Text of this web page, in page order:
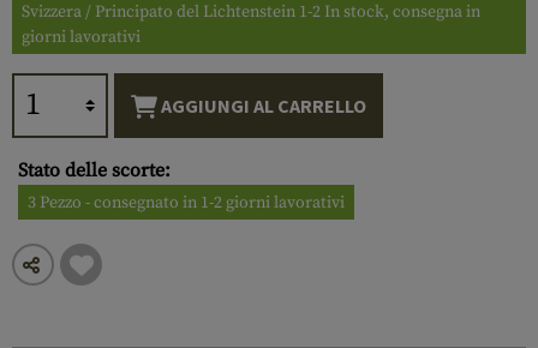
Svizzera / Principato del Lichtenstein 1-2 In stock, consegna in
giorni lavorativi
AGGIUNGI AL CARRELLO
Stato delle scorte:
3 Pezzo - consegnato in 1-2 giorni lavorativi